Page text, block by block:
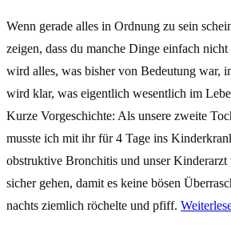
Wenn gerade alles in Ordnung zu sein
zeigen, dass du manche Dinge einfach
wird alles, was bisher von Bedeutung war,
wird klar, was eigentlich wesentlich im
Kurze Vorgeschichte: Als unsere zweite
musste ich mit ihr für 4 Tage ins
obstruktive Bronchitis und unser
sicher gehen, damit es keine bösen
nachts ziemlich röchelte und pfiff.